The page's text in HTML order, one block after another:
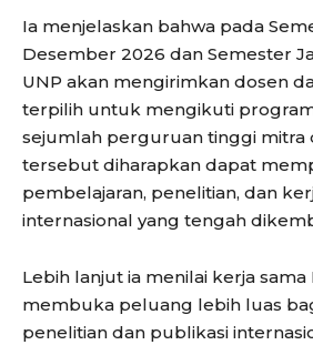
Ia menjelaskan bahwa pada
Desember 2026 dan Semester
UNP akan mengirimkan dosen
terpilih untuk mengikuti
sejumlah perguruan tinggi mitra
tersebut diharapkan dapat
pembelajaran, penelitian, dan
internasional yang tengah
Lebih lanjut ia menilai kerja sama
membuka peluang lebih luas
penelitian dan publikasi